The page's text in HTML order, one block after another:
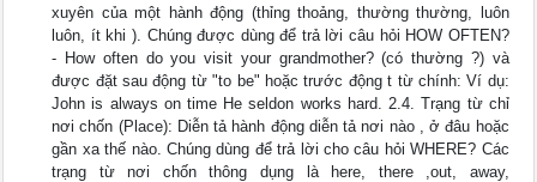
xuyên của một hành động (thỉng thoảng, thường thường, luôn
luôn, ít khi ). Chúng được dùng để trả lời câu hỏi HOW OFTEN?
- How often do you visit your grandmother? (có thường ?) và
được đặt sau động từ "to be" hoặc trước động t từ chính: Ví dụ:
John is always on time He seldon works hard. 2.4. Trạng từ chỉ
nơi chốn (Place): Diễn tả hành động diễn tả nơi nào , ở đâu hoặc
gần xa thế nào. Chúng dùng để trả lời cho câu hỏi WHERE? Các
trạng từ nơi chốn thông dụng là here, there ,out, away,